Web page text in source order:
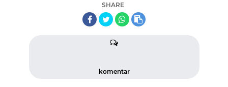
SHARE
komentar